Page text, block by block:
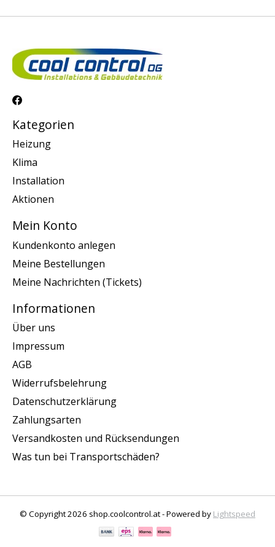
Kategorien
Heizung
Klima
Installation
Aktionen
Mein Konto
Kundenkonto anlegen
Meine Bestellungen
Meine Nachrichten (Tickets)
Informationen
Über uns
Impressum
AGB
Widerrufsbelehrung
Datenschutzerklärung
Zahlungsarten
Versandkosten und Rücksendungen
Was tun bei Transportschäden?
© Copyright 2026 shop.coolcontrol.at - Powered by Lightspeed